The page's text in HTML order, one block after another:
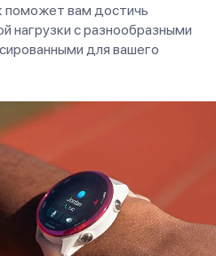
поможет вам достичь
нагрузки с разнообразными
для вашего